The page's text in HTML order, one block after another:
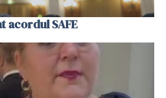
acordul SAFE